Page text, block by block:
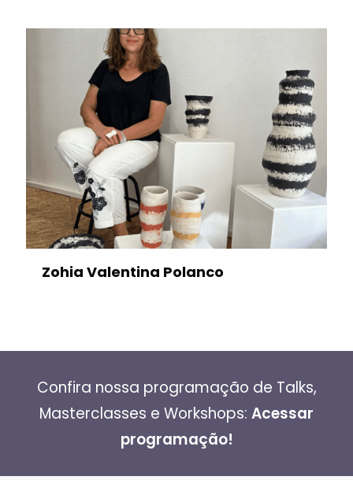
Zohia Valentina Polanco
Confira nossa programação de Talks,
Masterclasses e Workshops: Acessar
programação!